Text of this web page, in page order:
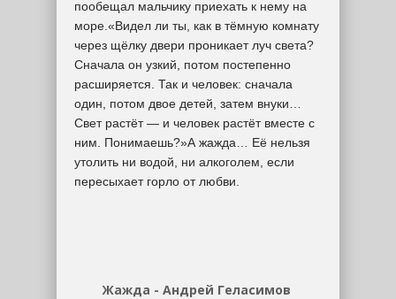
пообещал мальчику приехать к нему на
море.«Видел ли ты, как в тёмную комнату
через щёлку двери проникает луч света?
Сначала он узкий, потом постепенно
расширяется. Так и человек: сначала
один, потом двое детей, затем внуки…
Свет растёт — и человек растёт вместе с
ним. Понимаешь?»А жажда… Её нельзя
утолить ни водой, ни алкоголем, если
пересыхает горло от любви.
Жажда - Андрей Геласимов